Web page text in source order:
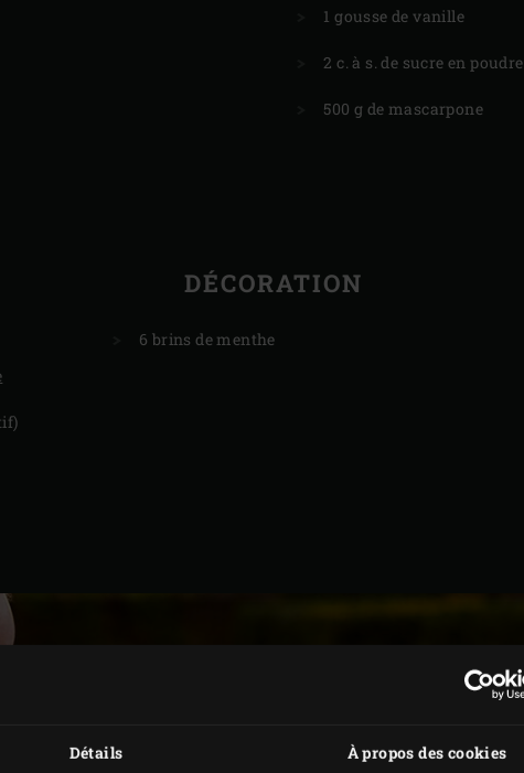
Détails À propos des cookies
1 gousse de vanille
2 c. à s. de sucre en poudre
500 g de mascarpone
DÉCORATION
6 brins de menthe